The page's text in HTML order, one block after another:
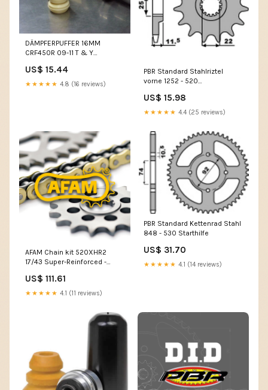
DÄMPFERPUFFER 16MM
CRF450R 09-11 T & Y
US$ 15.44
★★★★★ 4.8 (16 reviews)
PBR Standard Stahlriztel
vorne 1252 - 520
US$ 15.98
★★★★★ 4.4 (25 reviews)
AFAM Chain kit 520XHR2
17/43 Super-Reinforced -
sprocket Motor Komplett-
Dichtungskit
US$ 111.61
★★★★★ 4.1 (11 reviews)
PBR Standard Kettenrad Stahl
848 - 530 Starthilfe
US$ 31.70
★★★★★ 4.1 (14 reviews)